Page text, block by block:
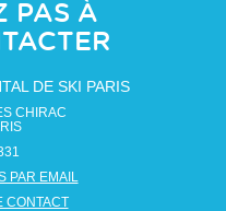
PAS À
DE SKI PARIS
CHIRAC
PAR EMAIL
CONTACT